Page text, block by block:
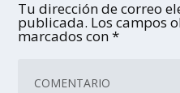
Tu dirección de correo
publicada. Los campos
marcados con*